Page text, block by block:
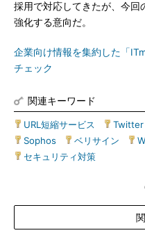
採用で対応してきたが、今回
強化する意向だ。
企業向け情報を集約した「
チェック
関連キーワード
URL短縮サービス Twitter
Sophos
ベリサイン
セキュリティ対策